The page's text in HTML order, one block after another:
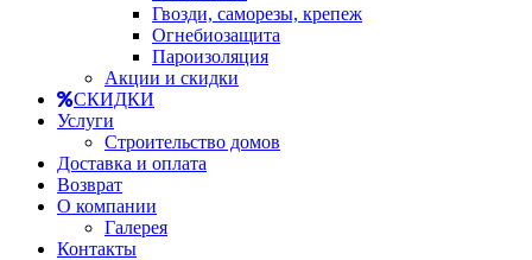
Гвозди, саморезы, крепеж
Огнебиозащита
Пароизоляция
Акции и скидки
СКИДКИ
Услуги
Строительство домов
Доставка и оплата
Возврат
О компании
Галерея
Контакты